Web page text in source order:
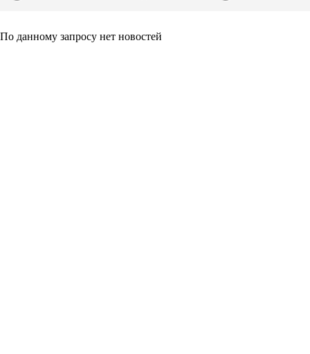
По данному запросу нет новостей